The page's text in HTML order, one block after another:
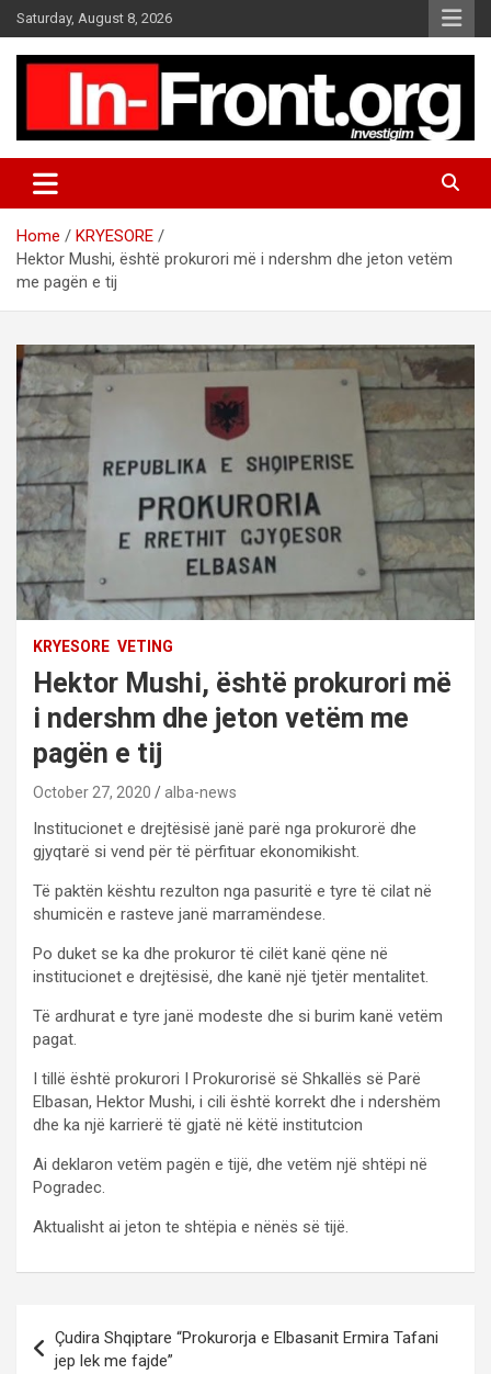
k
Saturday, August 8, 2026
Home
KRYESORE
Hektor Mushi, është prokurori më i ndershm dhe jeton vetëm
me pagën e tij
KRYESORE VETING
Hektor Mushi, është prokurori më
i ndershm dhe jeton vetëm me
pagën e tij
October 27, 2020 alba-news
Institucionet e drejtësisë janë parë nga prokurorë dhe
gjyqtarë si vend për të përfituar ekonomikisht.
Të paktën kështu rezulton nga pasuritë e tyre të cilat në
shumicën e rasteve janë marramëndese.
Po duket se ka dhe prokuror të cilët kanë qëne në
institucionet e drejtësisë, dhe kanë një tjetër mentalitet.
Të ardhurat e tyre janë modeste dhe si burim kanë vetëm
pagat.
I tillë është prokurori I Prokurorisë së Shkallës së Parë
Elbasan, Hektor Mushi, i cili është korrekt dhe i ndershëm
dhe ka një karrierë të gjatë në këtë institutcion
Ai deklaron vetëm pagën e tijë, dhe vetëm një shtëpi në
Pogradec.
Aktualisht ai jeton te shtëpia e nënës së tijë.
Çudira Shqiptare “Prokurorja e Elbasanit Ermira Tafani
jep lek me fajde”